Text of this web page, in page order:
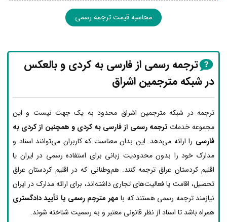
محاسبه قیمت ترجمه رسمی
ترجمه رسمی از فارسی به کردی و بالعکس
در شبکه مترجمین اشراق
ترجمه در شبکه مترجمین اشراق محدود به یک جهت نیست و این
مجموعه خدمات ترجمه رسمی از فارسی به کردی و همچنین از کردی به
فارسی را ارائه می‌دهد. این بدان معناست که کاربران می‌توانند اسناد و
مدارک خود را بدون محدودیت زبانی برای استفاده رسمی در ایران یا
اقلیم کردستان عراق ترجمه کنند. هم‌وطنانی که در اقلیم کردستان عراق
تحصیل، اقامت یا فعالیت‌های تجاری داشته‌اند، برای ارائه مدارک در ایران
نیازمند ترجمه رسمی هستند که با مهر مترجم رسمی یا تأیید دادگستری
همراه باشد تا اسناد از نظر قانونی معتبر و به رسمیت شناخته شوند.